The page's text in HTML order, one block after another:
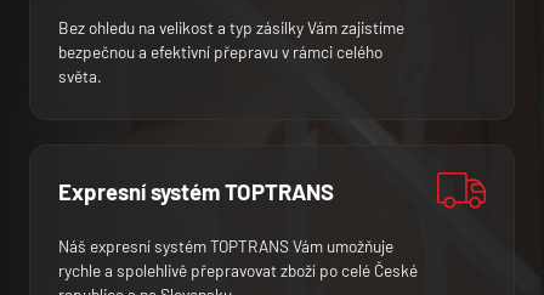
Bez ohledu na velikost a typ zásilky Vám zajistíme
bezpečnou a efektivní přepravu v rámci celého
světa.
Expresní systém TOPTRANS
Náš expresní systém TOPTRANS Vám umožňuje
rychle a spolehlivě přepravovat zboží po celé České